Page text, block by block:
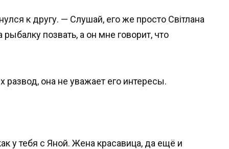
к другу. — Слушай, его же просто Світлана
позвать, а он мне говорит, что
развод, она не уважает его интересы.
у тебя с Яной. Жена красавица, да ещё и